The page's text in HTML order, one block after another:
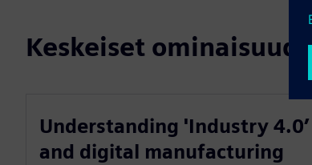
Keskeiset
Understanding 'Industry 4.0’
and digital manufacturing